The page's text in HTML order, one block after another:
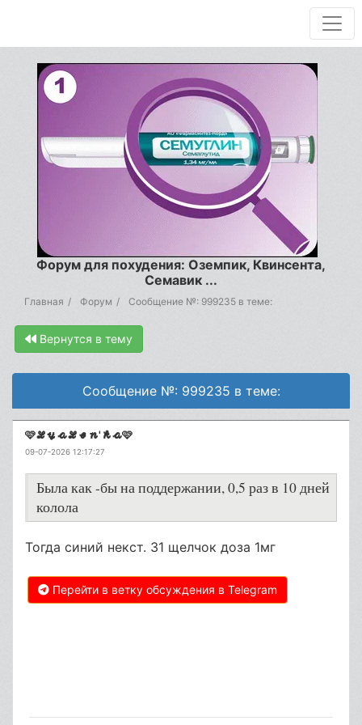
Форум для похудения: Оземпик, Квинсента,
Семавик ...
Главная Форум Сообщение №: 999235 в теме:
Вернутся в тему
Сообщение №: 999235 в теме:
🩷𝓛𝔂𝓪𝓛𝓮𝓷'𝓴𝓪🩷
09-07-2026 12:17:27
Была как -бы на поддержании, 0,5 раз в 10 дней
колола
Тогда синий некст. 31 щелчок доза 1мг
Перейти в ветку обсуждения в Telegram